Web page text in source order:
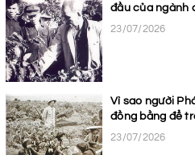
đầu của ngành
23/07/2026
Vì sao người
đồng bằng để
23/07/2026